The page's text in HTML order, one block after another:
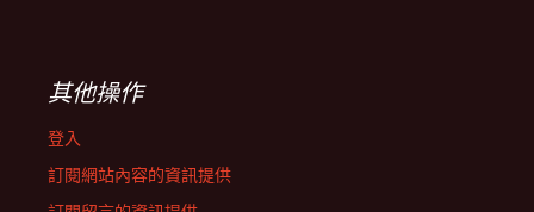
其他操作
登入
訂閱網站內容的資訊提供